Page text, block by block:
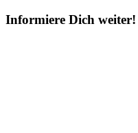
Informiere Dich weiter!